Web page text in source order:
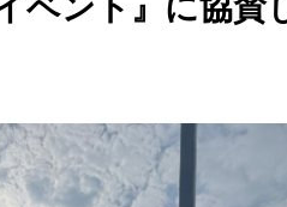
ベント』に協賛